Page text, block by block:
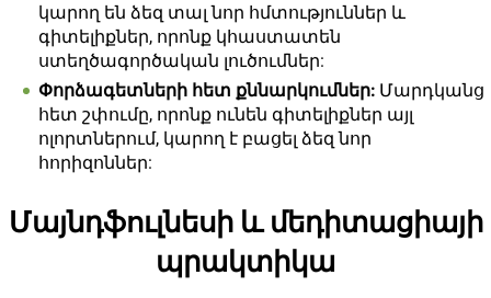
կարող են ձեզ տալ նոր հմտություններ և
գիտելիքներ, որոնք կհաստատեն
ստեղծագործական լուծումներ:
Փորձագետների հետ քննարկումներ: Մարդկանց
հետ շփումը, որոնք ունեն գիտելիքներ այլ
ոլորտներում, կարող է բացել ձեզ նոր
հորիզոններ:
Մայնդֆուլնեսի և մեդիտացիայի
պրակտիկա